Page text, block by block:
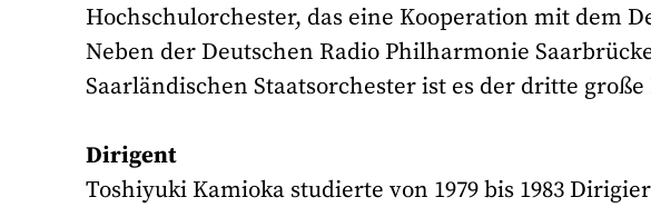
Hochschulorchester, das eine Kooperation mit dem
Neben der Deutschen Radio Philharmonie
Saarländischen Staatsorchester ist es der dritte
Dirigent
Toshiyuki Kamioka studierte von 1979 bis 1983